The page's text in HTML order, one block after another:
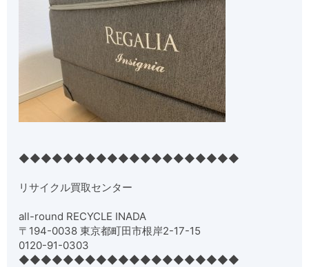
◆◆◆◆◆◆◆◆◆◆◆◆◆◆◆◆◆◆◆◆
リサイクル買取センター
all-round RECYCLE INADA
〒194-0038 東京都町田市根岸2-17-15
0120-91-0303
◆◆◆◆◆◆◆◆◆◆◆◆◆◆◆◆◆◆◆◆